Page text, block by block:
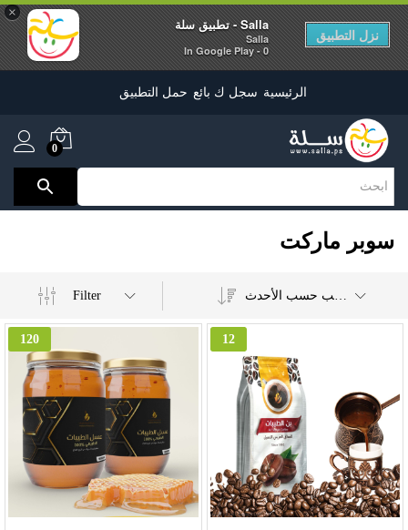
×
Salla - تطبيق سلة
Salla
0 - In Google Play
نزل التطبيق
الرئيسية سجل ك بائع حمل التطبيق
0
سوبر ماركت
Filter ترتيب حسب الأحدث
12
120